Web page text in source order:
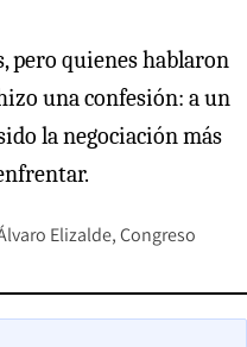
pero quienes hablaron
una confesión: a un
la negociación más
Elizalde Congreso